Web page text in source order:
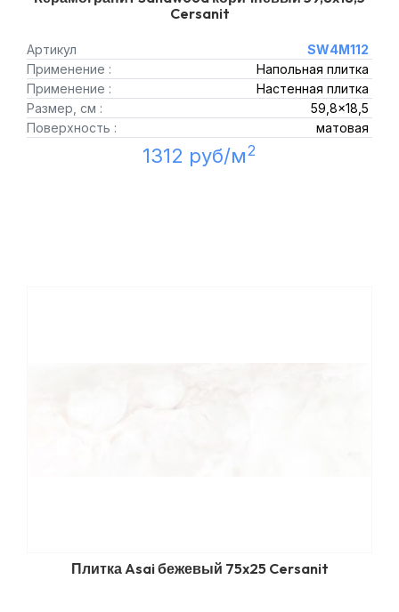
Cersanit
Артикул
SW4M112
Применение :
Напольная плитка
Применение :
Настенная плитка
Размер, см :
59,8x18,5
Поверхность :
матовая
1312 руб/м2
Плитка Asai бежевый 75x25 Cersanit